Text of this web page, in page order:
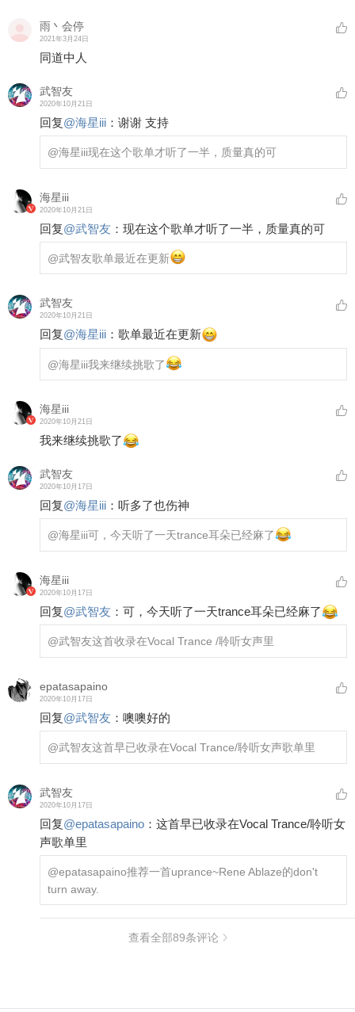
雨丶会停
2021年3月24日
同道中人
武智友
2020年10月21日
回复@海星iii ： 谢谢 支持
@海星iii现在这个歌单才听了一半，质量真的可
海星iii
2020年10月21日
回复@武智友 ： 现在这个歌单才听了一半，质量真的可
@武智友歌单最近在更新
武智友
2020年10月21日
回复@海星iii ： 歌单最近在更新
@海星iii我来继续挑歌了
海星iii
2020年10月21日
我来继续挑歌了
武智友
2020年10月17日
回复@海星iii ： 听多了也伤神
@海星iii可，今天听了一天trance耳朵已经麻了
海星iii
2020年10月17日
回复@武智友 ： 可，今天听了一天trance耳朵已经麻了
@武智友这首收录在Vocal Trance /聆听女声里
epatasapaino
2020年10月17日
回复@武智友 ： 噢噢好的
@武智友这首早已收录在Vocal Trance/聆听女声歌单里
武智友
2020年10月17日
回复@epatasapaino ： 这首早已收录在Vocal Trance/聆听女
声歌单里
@epatasapaino推荐一首uprance~Rene Ablaze的don't
turn away.
查看全部89条评论